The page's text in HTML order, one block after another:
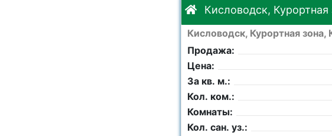
Кисловодск,
Кисловодск, Курортная зона,
Продажа:
Цена:
За кв. м.:
Кол. ком.:
Комнаты:
Кол. сан. уз.: